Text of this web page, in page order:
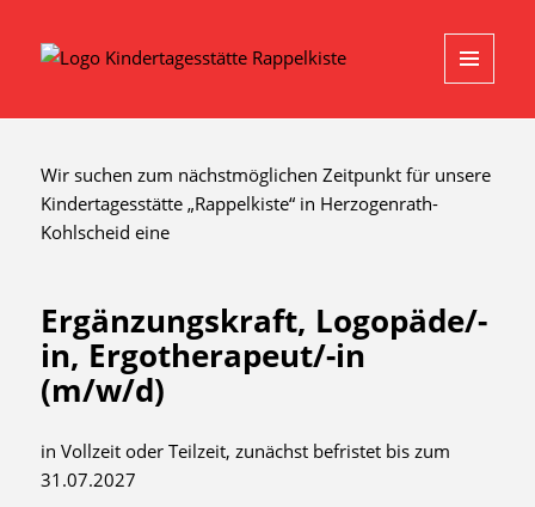
AND
Wir suchen zum nächstmöglichen Zeitpunkt für unsere
Kindertagesstätte „Rappelkiste“ in Herzogenrath-
Kohlscheid eine
Ergänzungskraft, Logopäde/-
in, Ergotherapeut/-in
(m/w/d)
in Vollzeit oder Teilzeit, zunächst befristet bis zum
31.07.2027